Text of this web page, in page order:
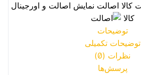
اصالت نمایش اصالت و اورجینال
کالا
توضیحات
توضیحات تکمیلی
نظرات (0)
پرسش‌ها